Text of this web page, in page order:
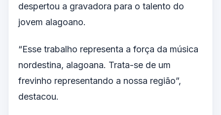
despertou a gravadora para o talento do
jovem alagoano.
“Esse trabalho representa a força da música
nordestina, alagoana. Trata-se de um
frevinho representando a nossa região”,
destacou.